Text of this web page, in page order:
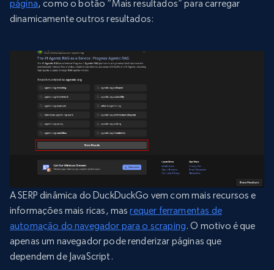
página, como o botão “Mais resultados” para carregar
dinamicamente outros resultados:
A SERP dinâmica do DuckDuckGo vem com mais recursos e
informações mais ricas, masrequer ferramentas de
automação do navegador para o scraping. O motivo é que
apenas um navegador pode renderizar páginas que
dependem de JavaScript.